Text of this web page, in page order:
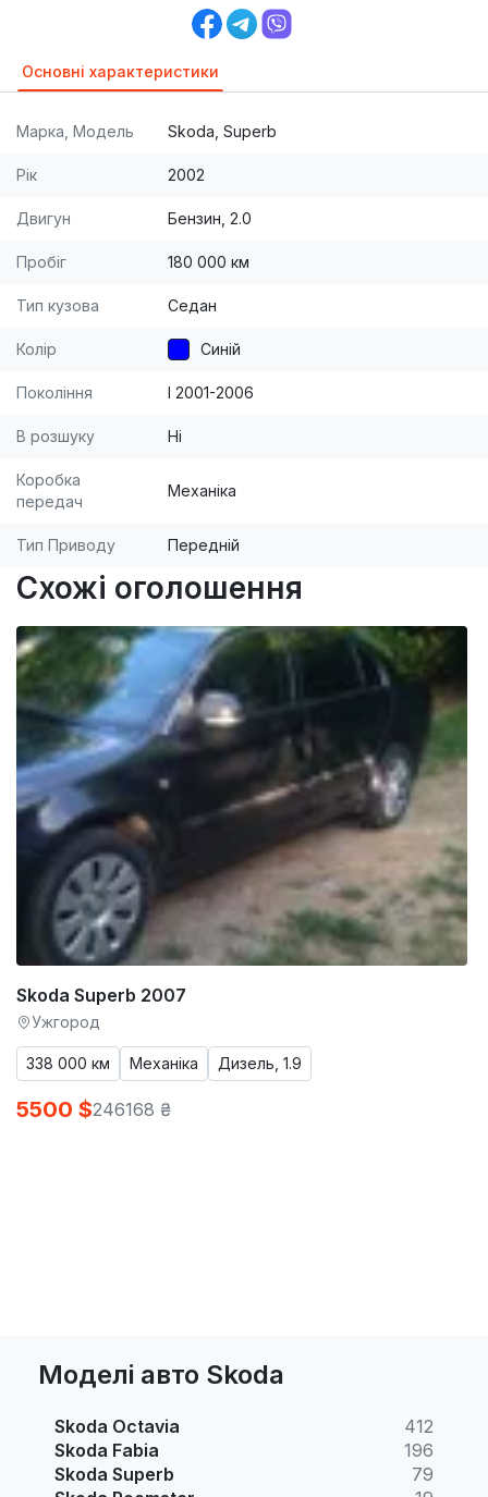
Основні характеристики
Марка, Модель Skoda, Superb
Рік 2002
Двигун Бензин, 2.0
Пробіг 180 000 км
Тип кузова Седан
Колір Синій
Покоління I 2001-2006
В розшуку Ні
Коробка
передач
Механіка
Тип Приводу Передній
Схожі оголошення
Skoda Superb 2007
Ужгород
338 000 км Механіка Дизель, 1.9
5500 $246168 ₴
Моделі авто Skoda
Skoda Octavia
412
Skoda Fabia
196
Skoda Superb
79